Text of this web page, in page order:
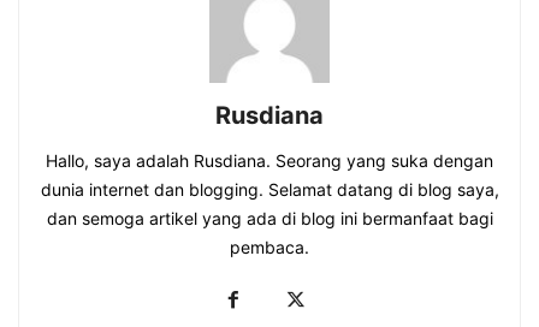
Rusdiana
Hallo, saya adalah Rusdiana. Seorang yang suka dengan
dunia internet dan blogging. Selamat datang di blog saya,
dan semoga artikel yang ada di blog ini bermanfaat bagi
pembaca.